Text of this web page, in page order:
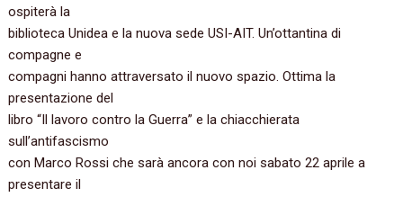
ospiterà la
biblioteca Unidea e la nuova sede USI-AIT. Un’ottantina di
compagne e
compagni hanno attraversato il nuovo spazio. Ottima la
presentazione del
libro “Il lavoro contro la Guerra” e la chiacchierata
sull’antifascismo
con Marco Rossi che sarà ancora con noi sabato 22 aprile a
presentare il